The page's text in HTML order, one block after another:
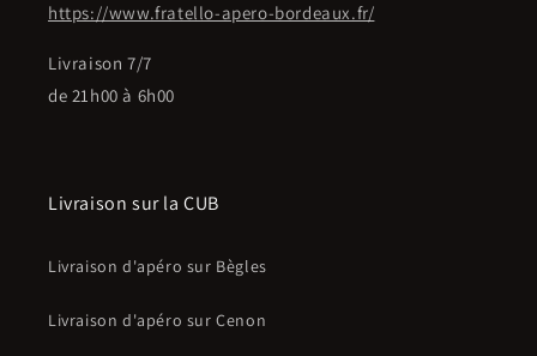
https://www.fratello-apero-bordeaux.fr/
Livraison 7/7
de 21h00 à 6h00
Livraison sur la CUB
Livraison d'apéro sur Bègles
Livraison d'apéro sur Cenon